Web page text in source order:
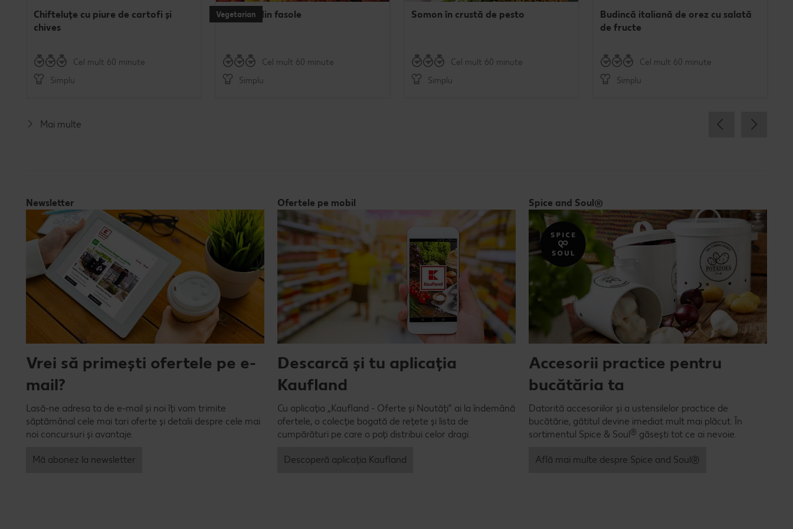
Chifteluțe cu piure de cartofi și
chives
Cel mult 60 minute
Simplu
Vegetarian
Burgeri din fasole
Cel mult 60 minute
Simplu
Somon în crustă de pesto
Cel mult 60 minute
Simplu
Budincă italiană de orez cu salată
de fructe
Cel mult 60 minute
Simplu
Mai multe
Newsletter
Vrei să primești ofertele pe e-
mail?
Lasă-ne adresa ta de e-mail și noi îți vom trimite
săptămânal cele mai tari oferte și detalii despre cele mai
noi concursuri și avantaje.
Mă abonez la newsletter
Ofertele pe mobil
Descarcă și tu aplicația
Kaufland
Cu aplicația „Kaufland - Oferte și Noutăți” ai la îndemână
ofertele, o colecție bogată de rețete și lista de
cumpărături pe care o poți distribui celor dragi.
Descoperă aplicația Kaufland
Spice and Soul®
Accesorii practice pentru
bucătăria ta
Datorită accesoriilor și a ustensilelor practice de
bucătărie, gătitul devine imediat mult mai plăcut. În
sortimentul Spice & Soul ® găsești tot ce ai nevoie.
Află mai multe despre Spice and Soul®